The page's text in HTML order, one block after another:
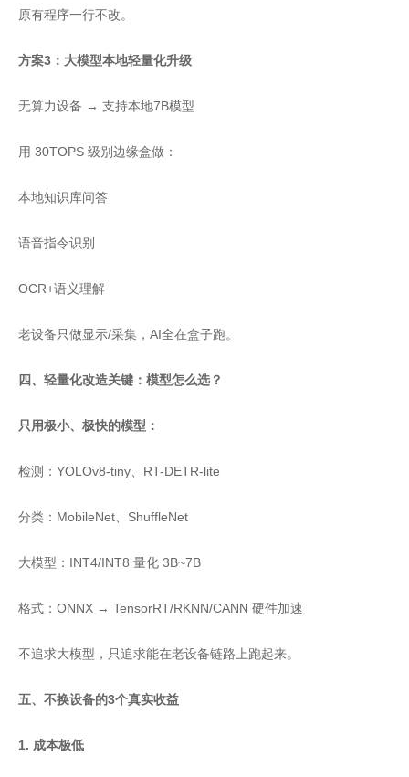
原有程序一行不改。
方案3：大模型本地轻量化升级
无算力设备 → 支持本地7B模型
用 30TOPS 级别边缘盒做：
本地知识库问答
语音指令识别
OCR+语义理解
老设备只做显示/采集，AI全在盒子跑。
四、轻量化改造关键：模型怎么选？
只用极小、极快的模型：
检测：YOLOv8-tiny、RT-DETR-lite
分类：MobileNet、ShuffleNet
大模型：INT4/INT8 量化 3B~7B
格式：ONNX → TensorRT/RKNN/CANN 硬件加速
不追求大模型，只追求能在老设备链路上跑起来。
五、不换设备的3个真实收益
1. 成本极低